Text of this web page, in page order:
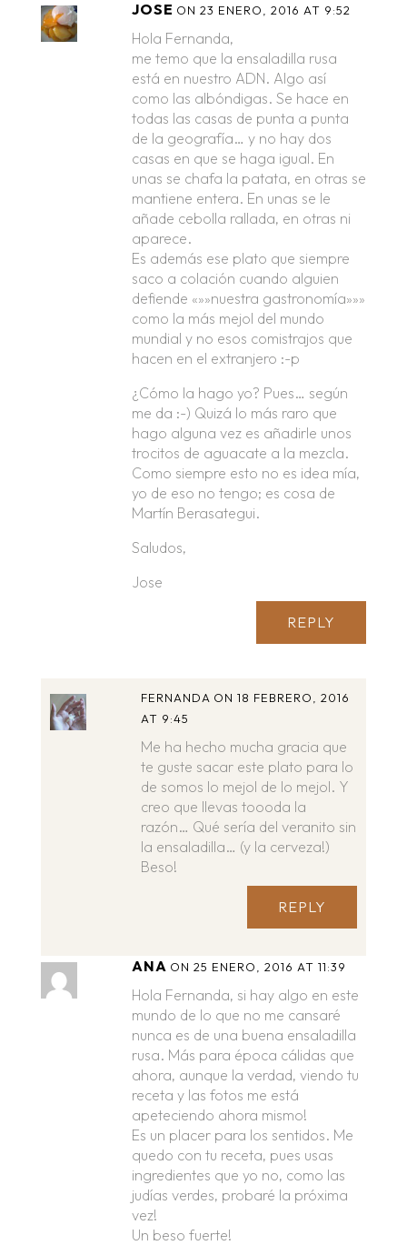
JOSE ON 23 ENERO, 2016 AT 9:52
Hola Fernanda,
me temo que la ensaladilla rusa
está en nuestro ADN. Algo así
como las albóndigas. Se hace en
todas las casas de punta a punta
de la geografía… y no hay dos
casas en que se haga igual. En
unas se chafa la patata, en otras se
mantiene entera. En unas se le
añade cebolla rallada, en otras ni
aparece.
Es además ese plato que siempre
saco a colación cuando alguien
defiende «»»nuestra gastronomía»»»
como la más mejol del mundo
mundial y no esos comistrajos que
hacen en el extranjero :-p
¿Cómo la hago yo? Pues… según
me da :-) Quizá lo más raro que
hago alguna vez es añadirle unos
trocitos de aguacate a la mezcla.
Como siempre esto no es idea mía,
yo de eso no tengo; es cosa de
Martín Berasategui.
Saludos,
Jose
REPLY
FERNANDA ON 18 FEBRERO, 2016
AT 9:45
Me ha hecho mucha gracia que
te guste sacar este plato para lo
de somos lo mejol de lo mejol. Y
creo que llevas toooda la
razón… Qué sería del veranito sin
la ensaladilla… (y la cerveza!)
Beso!
REPLY
ANA ON 25 ENERO, 2016 AT 11:39
Hola Fernanda, si hay algo en este
mundo de lo que no me cansaré
nunca es de una buena ensaladilla
rusa. Más para época cálidas que
ahora, aunque la verdad, viendo tu
receta y las fotos me está
apeteciendo ahora mismo!
Es un placer para los sentidos. Me
quedo con tu receta, pues usas
ingredientes que yo no, como las
judías verdes, probaré la próxima
vez!
Un beso fuerte!